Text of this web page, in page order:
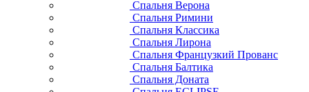
Спальня Верона
Спальня Римини
Спальня Классика
Спальня Лирона
Спальня Французкий Прованс
Спальня Балтика
Спальня Доната